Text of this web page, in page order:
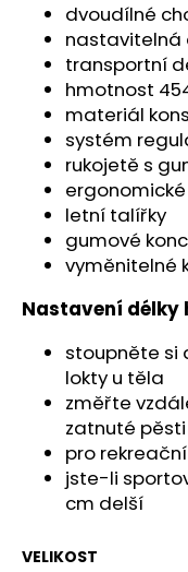
dvoudílné
nastavitelná
transportní
hmotnost
materiál
systém
rukojetě s
letní talířky
gumové
vyměnitelné
Nastavení délky
stoupněte si
lokty u těla
změřte
zatnuté pěsti
pro
jste-li
cm delší
VELIKOST
ORANŽOVÁ
490
Kč